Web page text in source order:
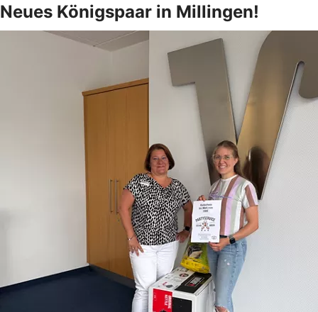
Neues Königspaar in Millingen!